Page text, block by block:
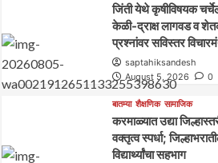
जिंती येथे कृषीविषयक
केळी-द्राक्ष लागवड व
प्रश्नांवर सविस्तर
saptahiksandesh
August 5, 2026
0
बातम्या शैक्षणिक सामाजिक
करमाळ्यात उद्या
वक्तृत्व स्पर्धा;
विद्यार्थ्यांचा सहभाग